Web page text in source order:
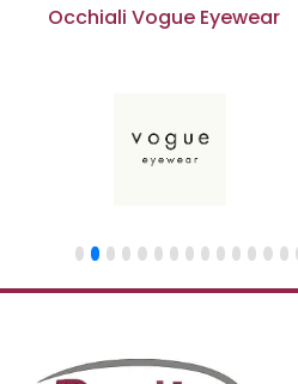
Occhiali Vogue Eyewear